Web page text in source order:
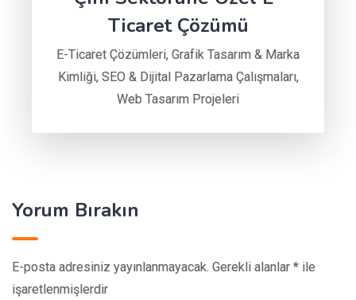
Ticaret Çözümü
E-Ticaret Çözümleri, Grafik Tasarım & Marka
Kimliği, SEO & Dijital Pazarlama Çalışmaları,
Web Tasarım Projeleri
Yorum Bırakın
E-posta adresiniz yayınlanmayacak. Gerekli alanlar * ile
işaretlenmişlerdir